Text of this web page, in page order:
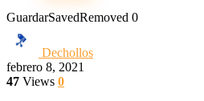
GuardarSavedRemoved 0
Dechollos
febrero 8, 2021
47 Views 0